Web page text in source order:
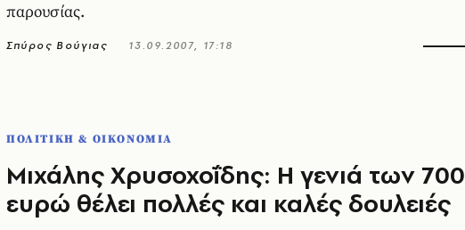
παρουσίας.
Σπύρος Βούγιας 13.09.2007, 17:18
ΠΟΛΙΤΙΚΗ & ΟΙΚΟΝΟΜΙΑ
Mιχάλης Xρυσοχοΐδης: H γενιά των 700
ευρώ θέλει πολλές και καλές δουλειές